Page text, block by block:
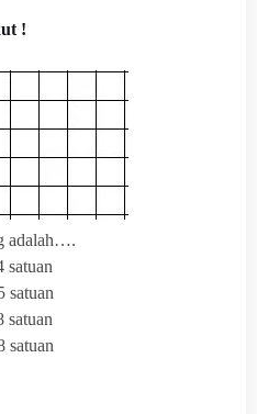
!
adalah….
satuan
satuan
satuan
satuan